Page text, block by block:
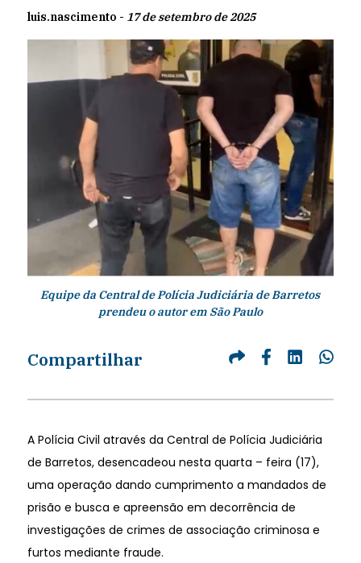
luis.nascimento - 17 de setembro de 2025
Equipe da Central de Polícia Judiciária de Barretos
prendeu o autor em São Paulo
Compartilhar
A Polícia Civil através da Central de Polícia Judiciária
de Barretos, desencadeou nesta quarta – feira (17),
uma operação dando cumprimento a mandados de
prisão e busca e apreensão em decorrência de
investigações de crimes de associação criminosa e
furtos mediante fraude.